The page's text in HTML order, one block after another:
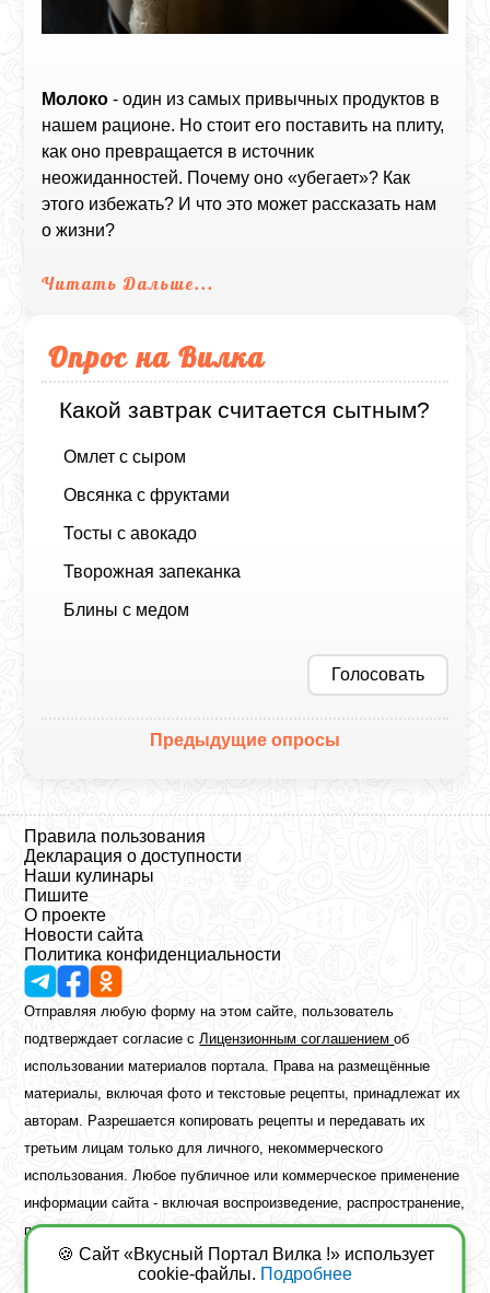
Молоко - один из самых привычных продуктов в
нашем рационе. Но стоит его поставить на плиту,
как оно превращается в источник
неожиданностей. Почему оно «убегает»? Как
этого избежать? И что это может рассказать нам
о жизни?
Читать Дальше...
Опрос на Вилка
Какой завтрак считается сытным?
Омлет с сыром
Овсянка с фруктами
Тосты с авокадо
Творожная запеканка
Блины с медом
Голосовать
Предыдущие опросы
Правила пользования
Декларация о доступности
Наши кулинары
Пишите
О проекте
Новости сайта
Политика конфиденциальности
Отправляя любую форму на этом сайте, пользователь
подтверждает согласие сЛицензионным соглашениемоб
использовании материалов портала. Права на размещённые
материалы, включая фото и текстовые рецепты, принадлежат их
авторам. Разрешается копировать рецепты и передавать их
третьим лицам только для личного, некоммерческого
использования. Любое публичное или коммерческое применение
информации сайта - включая воспроизведение, распространение,
публикацию или обработку - возможно лишь при наличии
предварительного письменного разрешения правообладателя.
Copyright ©2026 Вкусный Портал Вилка
🍪 Сайт «Вкусный Портал Вилка !» использует
cookie-файлы. Подробнее